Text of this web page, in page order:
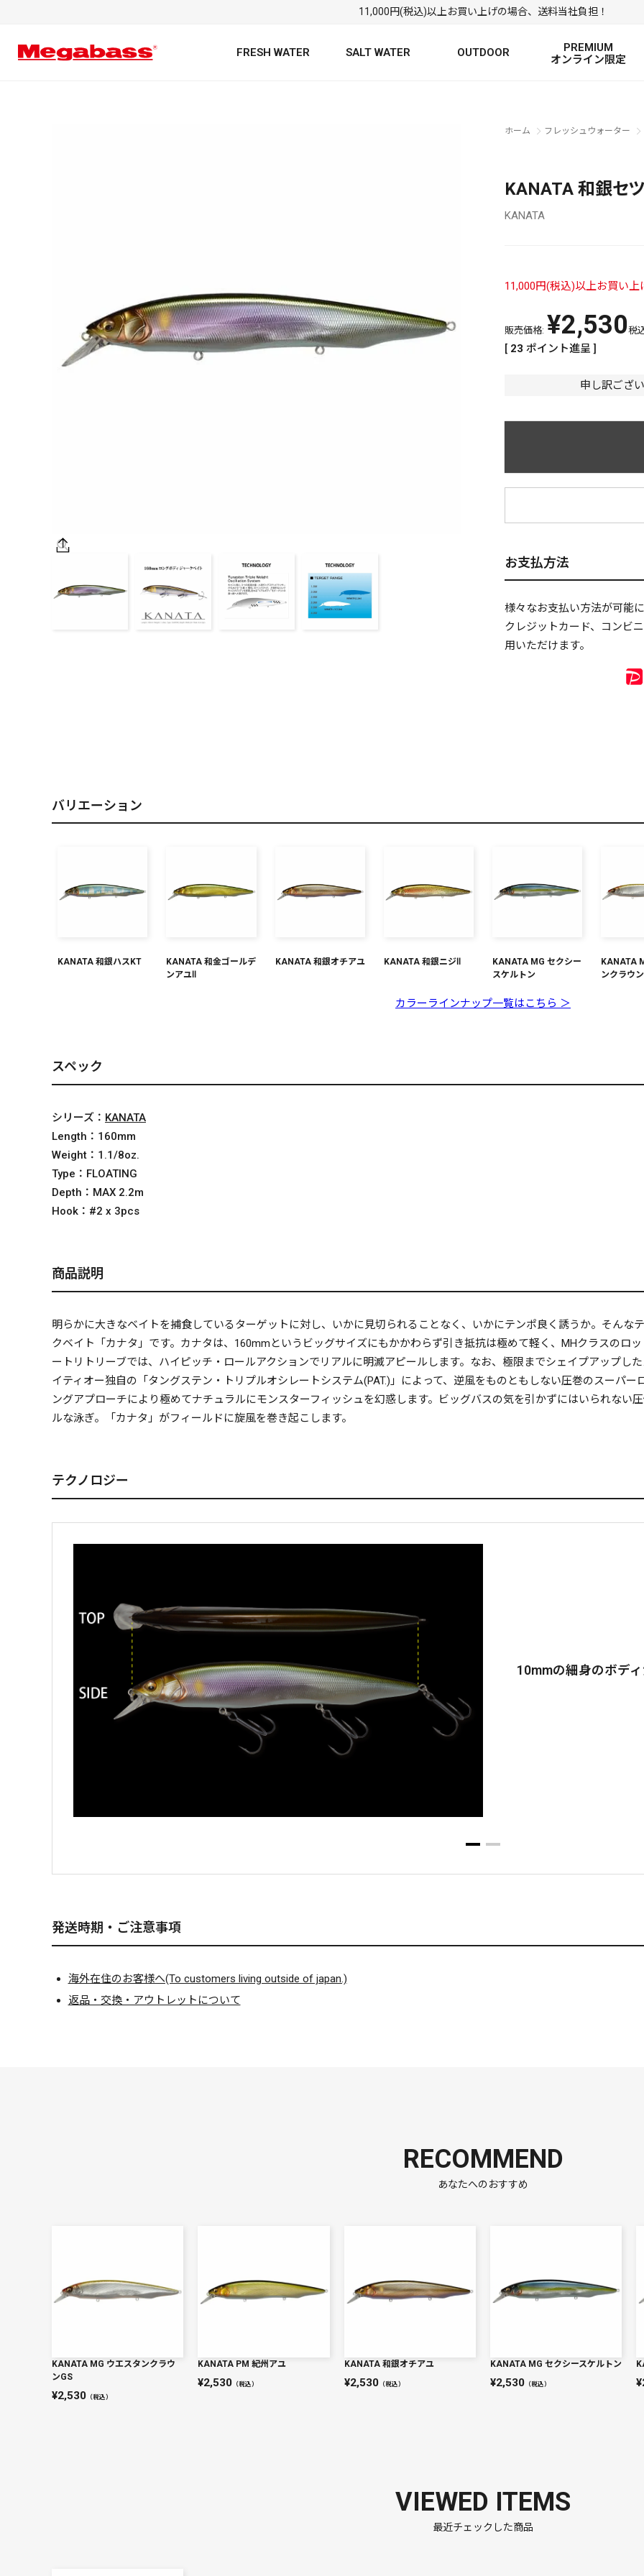
11,000円(税込)以上お買い上げの場合、送料当社負担！
FRESH WATER
TROUT ROD TROUT LURE
SALT WATER
SALTWATER LURE
OUTDOOR
PREMIUM
オンライン限定
絞り込み検索
PREMIUM オンライン限定
OUTDOOR
リセット この内容で検索する
ホーム フレッシュウォーター
KANATA 和銀セ
KANATA
11,000円(税込)以上お買い
申し訳ござ
販売価格: ¥2,530税
[ 23 ポイント進呈 ]
お支払方法
様々なお支払い方法が可能
クレジットカード、コンビ
用いただけます。
バリエーション
KANATA 和銀ハスKT
KANATA 和金ゴールデ
ンアユⅡ
KANATA 和銀オチアユ KANATA 和銀ニジⅡ
KANATA MG セクシー
スケルトン
KANATA
ンクラウ
カラーラインナップ一覧はこちら ＞
スペック
シリーズ： KANATA
Length： 160mm
Weight： 1.1/8oz.
Type： FLOATING
Depth： MAX 2.2m
Hook： #2 x 3pcs
商品説明
明らかに大きなベイトを捕食しているターゲットに対し、いかに見切られることなく、いかにテンポ良く誘うか。そんな
クベイト「カナタ」です。カナタは、160mmというビッグサイズにもかかわらず引き抵抗は極めて軽く、MHクラスのロ
ートリトリーブでは、ハイピッチ・ロールアクションでリアルに明滅アピールします。なお、極限までシェイプアップし
イティオー独自の「タングステン・トリプルオシレートシステム(PAT.)」によって、逆風をものともしない圧巻のスーパ
ングアプローチにより極めてナチュラルにモンスターフィッシュを幻惑します。ビッグバスの気を引かずにはいられない
ルな泳ぎ。「カナタ」がフィールドに旋風を巻き起こします。
テクノロジー
10mmの細身のボデ
発送時期・ご注意事項
海外在住のお客様へ(To customers living outside of japan.)
返品・交換・アウトレットについて
RECOMMEND
あなたへのおすすめ
KANATA MG ウエスタンクラウ
ンGS
2,530 （税込）
KANATA PM 紀州アユ
2,530 （税込）
KANATA 和銀オチアユ
2,530（税込）
KANATA MG セクシースケルトン
2,530（税込）
VIEWED ITEMS
最近チェックした商品